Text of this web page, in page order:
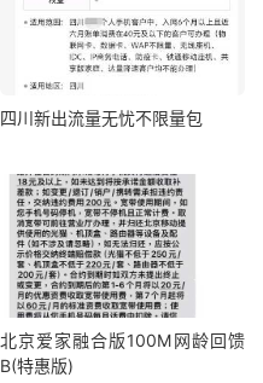
四川新出流量无忧不限量包
北京爱家融合版100M网龄回馈
B(特惠版)